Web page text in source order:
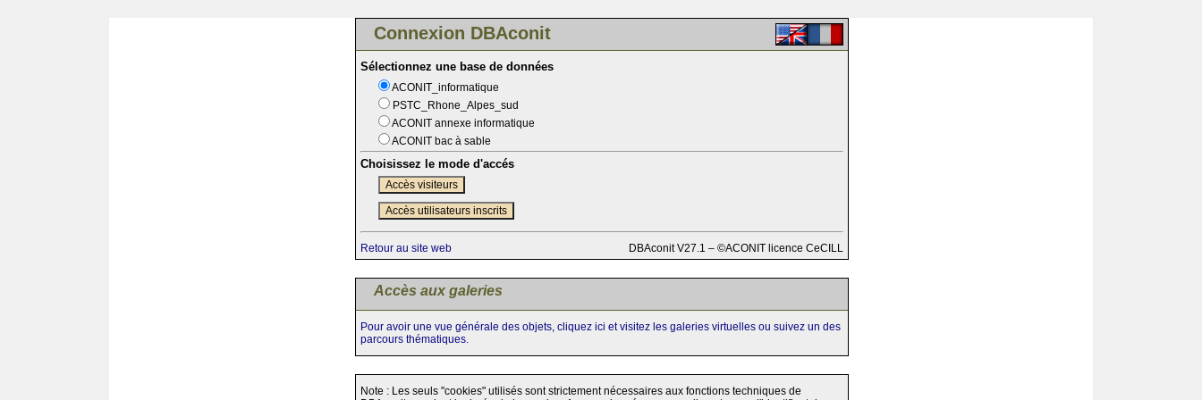
Connexion DBAconit
Sélectionnez une base de données
ACONIT_informatique
PSTC_Rhone_Alpes_sud
ACONIT annexe informatique
ACONIT bac à sable
Choisissez le mode d'accés
Accès visiteurs
Accès utilisateurs inscrits
Retour au site web DBAconit V27.1 – ©ACONIT licence CeCILL
Accès aux galeries
Pour avoir une vue générale des objets, cliquez ici et visitez les galeries virtuelles ou suivez un des
parcours thématiques.
Note : Les seuls "cookies" utilisés sont strictement nécessaires aux fonctions techniques de